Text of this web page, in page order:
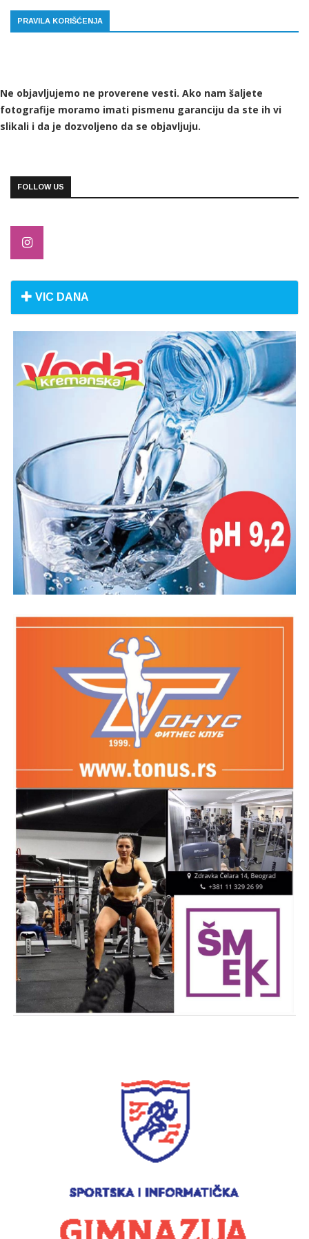
PRAVILA KORIŠĆENJA
Ne objavljujemo ne proverene vesti. Ako nam šaljete
fotografije moramo imati pismenu garanciju da ste ih vi
slikali i da je dozvoljeno da se objavljuju.
FOLLOW US
VIC DANA